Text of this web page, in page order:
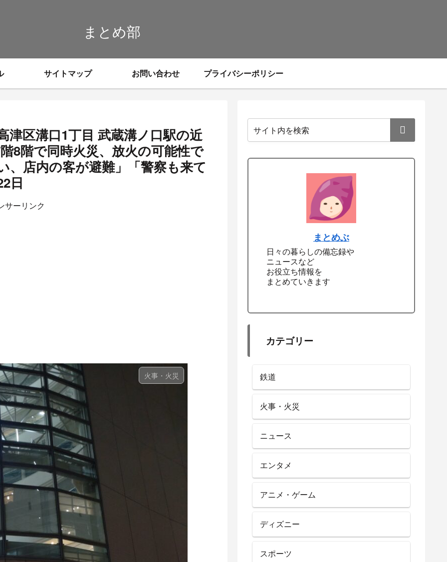
まとめ部
サイトマップ お問い合わせ プライバシーポリシー
津区溝口1丁目 武蔵溝ノ口駅の近
8階で同時火災、放火の可能性で
、店内の客が避難」「警察も来て
日
サーリンク
火事・火災
まとめぶ
日々の暮らしの備忘録や
ニュースなど
お役立ち情報を
まとめていきます
カテゴリー
鉄道
火事・火災
ニュース
エンタメ
アニメ・ゲーム
ディズニー
スポーツ